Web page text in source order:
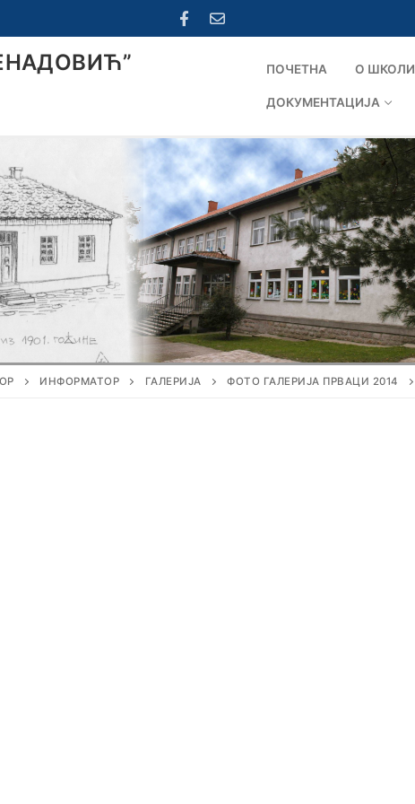
ПОЧЕТНА О ШКОЛИ
ДОКУМЕНТАЦИЈА
ИНФОРМАТОР ГАЛЕРИЈА ФОТО ГАЛЕРИЈА ПРВАЦИ 2014